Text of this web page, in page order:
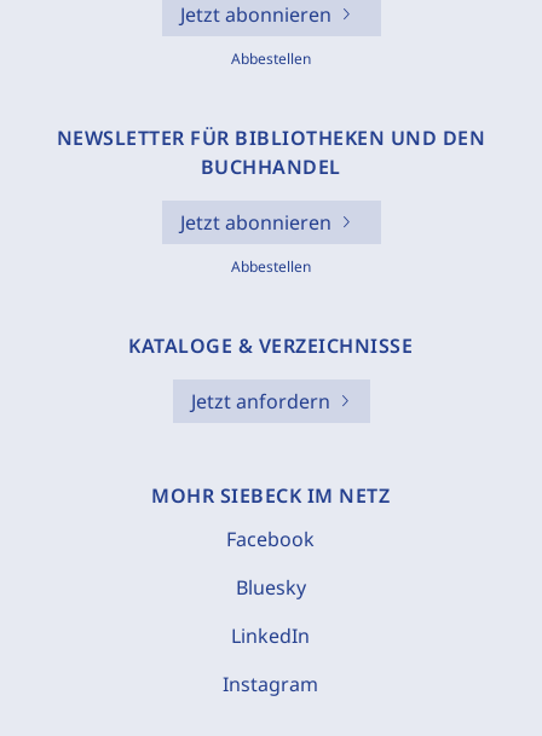
Jetzt abonnieren
Abbestellen
NEWSLETTER FÜR BIBLIOTHEKEN UND DEN
BUCHHANDEL
Jetzt abonnieren
Abbestellen
KATALOGE & VERZEICHNISSE
Jetzt anfordern
MOHR SIEBECK IM NETZ
Facebook
Bluesky
LinkedIn
Instagram